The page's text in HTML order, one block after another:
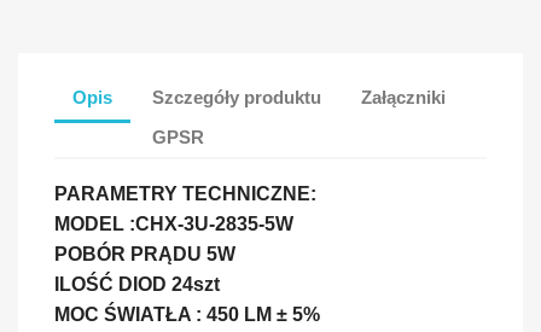
Opis Szczegóły produktu
Załączniki
GPSR
PARAMETRY TECHNICZNE:
MODEL :CHX-3U-2835-5W
POBÓR PRĄDU 5W
ILOŚĆ DIOD 24szt
MOC ŚWIATŁA : 450 LM ± 5%